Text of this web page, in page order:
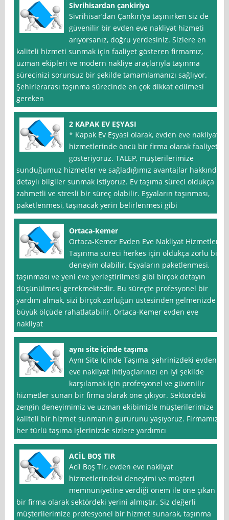
Sivrihisardan çankiriya
Sivrihisar’dan Çankırı‘ya taşınırken siz de
güvenilir bir evden eve nakliyat hizmeti
arıyorsanız, doğru yerdesiniz. Sizlere en
kaliteli hizmeti sunmak için faaliyet gösteren firmamız,
uzman ekipleri ve modern nakliye araçlarıyla taşınma
sürecinizi sorunsuz bir şekilde tamamlamanızı sağlıyor.
Şehirlerarası taşınma sürecinde en çok dikkat edilmesi
gereken
2 KAPAK EV EŞYASI
* Kapak Ev Eşyasi olarak, evden eve nakliyat
hizmetlerinde öncü bir firma olarak faaliyet
gösteriyoruz. TALEP, müşterilerimize
sunduğumuz hizmetler ve sağladığımız avantajlar hakkında
detaylı bilgiler sunmak istiyoruz. Ev taşıma süreci oldukça
zahmetli ve stresli bir süreç olabilir. Eşyaların taşınması,
paketlenmesi, taşınacak yerin belirlenmesi gibi
Ortaca-kemer
Ortaca-Kemer Evden Eve Nakliyat Hizmetleri
Taşınma süreci herkes için oldukça zorlu bir
deneyim olabilir. Eşyaların paketlenmesi,
taşınması ve yeni eve yerleştirilmesi gibi birçok detayın
düşünülmesi gerekmektedir. Bu süreçte profesyonel bir
yardım almak, sizi birçok zorluğun üstesinden gelmenizde
büyük ölçüde rahatlatabilir. Ortaca-Kemer evden eve
nakliyat
aynı site içinde taşıma
Aynı Site Içinde Taşıma, şehrinizdeki evden
eve nakliyat ihtiyaçlarınızı en iyi şekilde
karşılamak için profesyonel ve güvenilir
hizmetler sunan bir firma olarak öne çıkıyor. Sektördeki
zengin deneyimimiz ve uzman ekibimizle müşterilerimize
kaliteli bir hizmet sunmanın gururunu yaşıyoruz. Firmamız,
her türlü taşıma işlerinizde sizlere yardımcı
ACİL BOŞ TIR
Aci̇l Boş Tir, evden eve nakliyat
hizmetlerindeki deneyimi ve müşteri
memnuniyetine verdiği önem ile öne çıkan
bir firma olarak sektördeki yerini almıştır. Siz değerli
müşterilerimize profesyonel bir hizmet sunarak, taşınma